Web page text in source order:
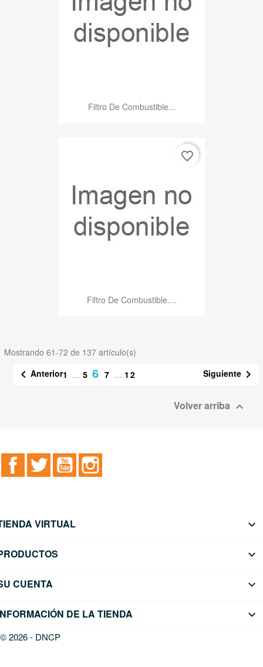
Filtro De Combustible...
Filtro De Combustible....
favorite_border
Mostrando 61-72 de 137 artículo(s)
 Anterior1 … 5 6 7 … 12 Siguiente 
Volver arriba 
FacebookTwitter YouTube
VIRTUAL 

CUENTA 
DE LA TIENDA keyboard_arrow_down
© 2026 - DNCP